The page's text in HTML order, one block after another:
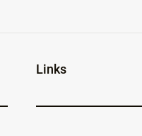
Links